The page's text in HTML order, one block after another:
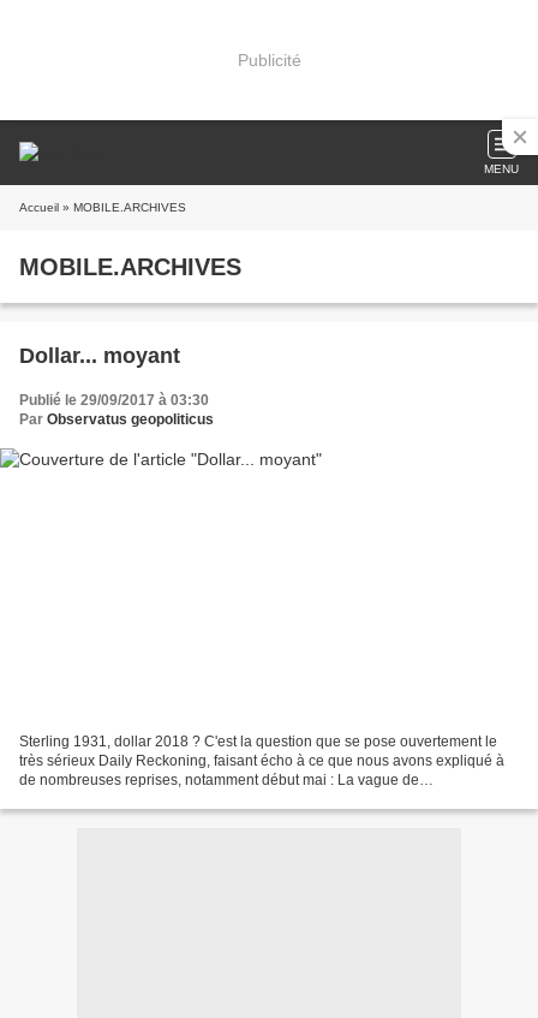
Publicité
MENU
Accueil » MOBILE.ARCHIVES
MOBILE.ARCHIVES
Dollar... moyant
Publié le 29/09/2017 à 03:30
Par Observatus geopoliticus
Sterling 1931, dollar 2018 ? C'est la question que se pose ouvertement le
très sérieux Daily Reckoning, faisant écho à ce que nous avons expliqué à
de nombreuses reprises, notamment début mai : La vague de